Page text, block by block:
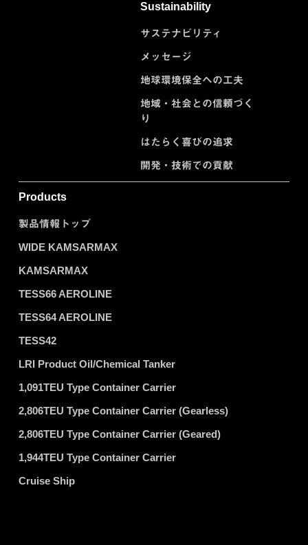
Sustainability
サステナビリティ
メッセージ
地球環境保全への工夫
地域・社会との信頼づく
り
はたらく喜びの追求
開発・技術での貢献
Products
製品情報トップ
WIDE KAMSARMAX
KAMSARMAX
TESS66 AEROLINE
TESS64 AEROLINE
TESS42
LRI Product Oil/Chemical Tanker
1,091TEU Type Container Carrier
2,806TEU Type Container Carrier (Gearless)
2,806TEU Type Container Carrier (Geared)
1,944TEU Type Container Carrier
Cruise Ship